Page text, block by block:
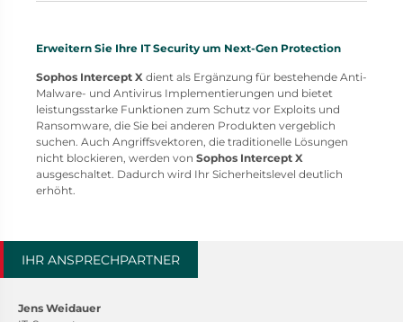
Erweitern Sie Ihre IT Security um Next-Gen Protection
Sophos Intercept X dient als Ergänzung für bestehende Anti-
Malware- und Antivirus Implementierungen und bietet
leistungsstarke Funktionen zum Schutz vor Exploits und
Ransomware, die Sie bei anderen Produkten vergeblich
suchen. Auch Angriffsvektoren, die traditionelle Lösungen
nicht blockieren, werden von Sophos Intercept X
ausgeschaltet. Dadurch wird Ihr Sicherheitslevel deutlich
erhöht.
IHR ANSPRECHPARTNER
Jens Weidauer